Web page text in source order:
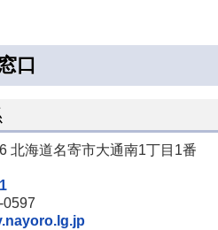
口
北海道名寄市大通南1丁目1番
0597